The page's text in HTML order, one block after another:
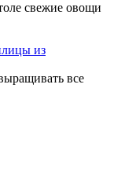
свежие овощи
из
все